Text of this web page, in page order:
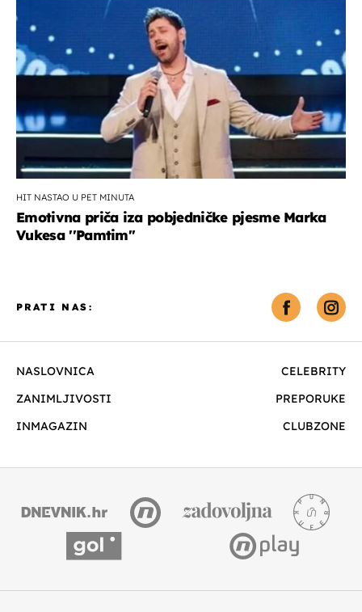
HIT NASTAO U PET MINUTA
Emotivna priča iza pobjedničke pjesme Marka
Vukesa ''Pamtim''
NASLOVNICA
CELEBRITY
ZANIMLJIVOSTI
PREPORUKE
INMAGAZIN
CLUBZONE
PRATI NAS: